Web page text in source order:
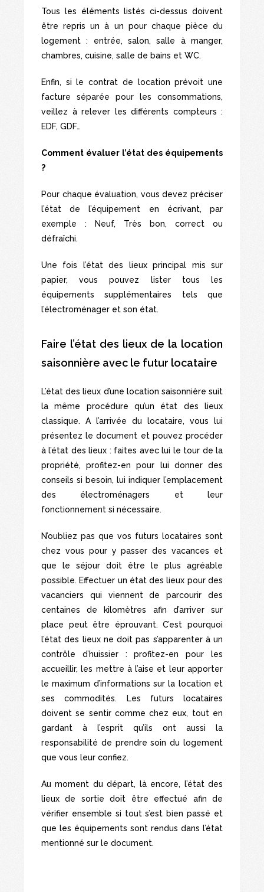
Tous les éléments listés ci-dessus doivent
être repris un à un pour chaque pièce du
logement : entrée, salon, salle à manger,
chambres, cuisine, salle de bains et WC.
Enfin, si le contrat de location prévoit une
facture séparée pour les consommations,
veillez à relever les différents compteurs :
EDF, GDF…
Comment évaluer l’état des équipements
?
Pour chaque évaluation, vous devez préciser
l’état de l’équipement en écrivant, par
exemple : Neuf, Très bon, correct ou
défraîchi.
Une fois l’état des lieux principal mis sur
papier, vous pouvez lister tous les
équipements supplémentaires tels que
l’électroménager et son état.
Faire l’état des lieux de la location
saisonnière avec le futur locataire
L’état des lieux d’une location saisonnière suit
la même procédure qu’un état des lieux
classique. A l’arrivée du locataire, vous lui
présentez le document et pouvez procéder
à l’état des lieux : faites avec lui le tour de la
propriété, profitez-en pour lui donner des
conseils si besoin, lui indiquer l’emplacement
des électroménagers et leur
fonctionnement si nécessaire.
N’oubliez pas que vos futurs locataires sont
chez vous pour y passer des vacances et
que le séjour doit être le plus agréable
possible. Effectuer un état des lieux pour des
vacanciers qui viennent de parcourir des
centaines de kilomètres afin d’arriver sur
place peut être éprouvant. C’est pourquoi
l’état des lieux ne doit pas s’apparenter à un
contrôle d’huissier : profitez-en pour les
accueillir, les mettre à l’aise et leur apporter
le maximum d’informations sur la location et
ses commodités. Les futurs locataires
doivent se sentir comme chez eux, tout en
gardant à l’esprit qu’ils ont aussi la
responsabilité de prendre soin du logement
que vous leur confiez.
Au moment du départ, là encore, l’état des
lieux de sortie doit être effectué afin de
vérifier ensemble si tout s’est bien passé et
que les équipements sont rendus dans l’état
mentionné sur le document.